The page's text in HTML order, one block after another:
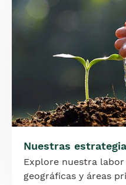
Nuestras
Explore nuestra
geográficas y áreas